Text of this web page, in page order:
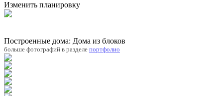
Изменить планировку
Построенные дома: Дома из блоков
больше фотографий в разделе портфолио